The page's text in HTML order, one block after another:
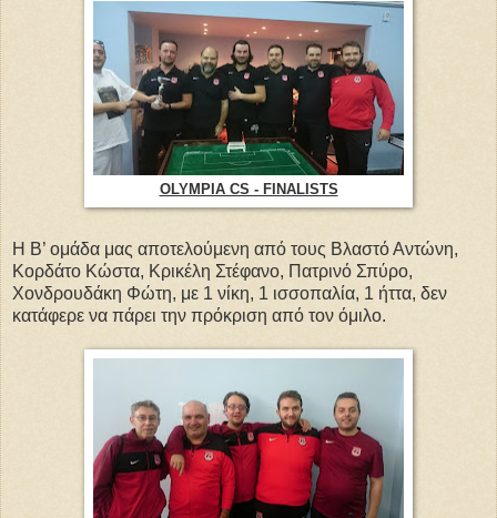
OLYMPIA CS - FINALISTS
Η Β’ ομάδα μας αποτελούμενη από τους Βλαστό Αντώνη,
Κορδάτο Κώστα, Κρικέλη Στέφανο, Πατρινό Σπύρο,
Χονδρουδάκη Φώτη, με 1 νίκη, 1 ισσοπαλία, 1 ήττα, δεν
κατάφερε να πάρει την πρόκριση από τον όμιλο.